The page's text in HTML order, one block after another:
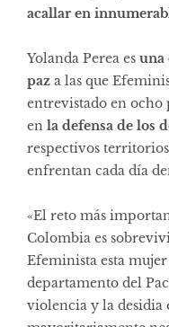
acallar en
Yolanda Perea es una
paz a las que
entrevistado en ocho
en la defensa de los
respectivos
enfrentan cada día
«El reto más
Colombia es
Efeminista esta
departamento del
violencia y la desidia